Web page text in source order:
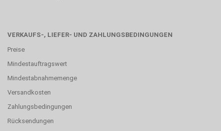
VERKAUFS-, LIEFER- UND ZAHLUNGSBEDINGUNGEN
Preise
Mindestauftragswert
Mindestabnahmemenge
Versandkosten
Zahlungsbedingungen
Rücksendungen